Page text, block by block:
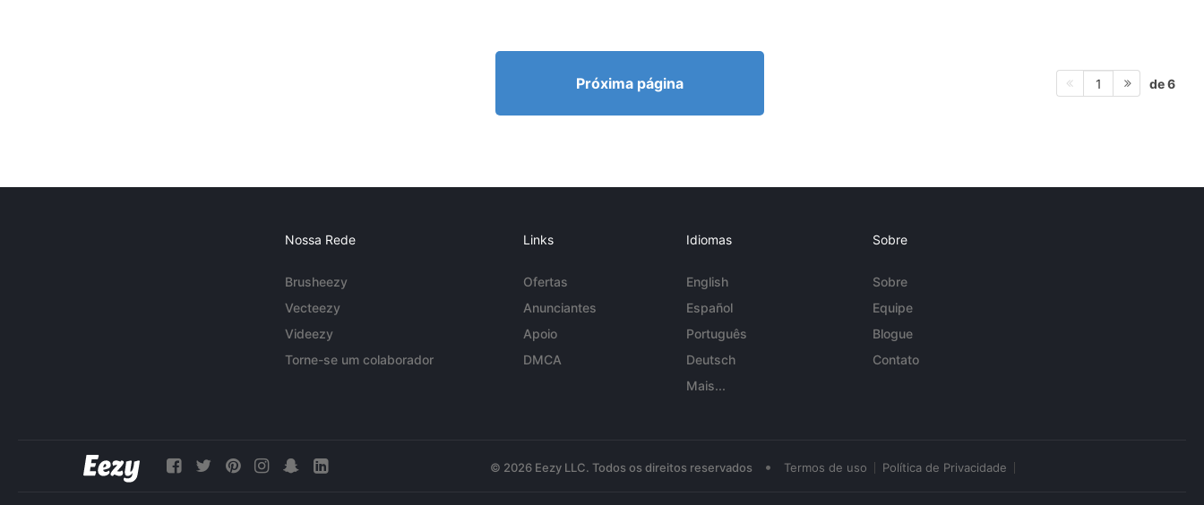
Próxima página 1 de 6
Nossa Rede
Brusheezy
Vecteezy
Videezy
Torne-se um colaborador
Links
Ofertas
Anunciantes
Apoio
DMCA
Idiomas
English
Español
Português
Deutsch
Mais...
Sobre
Sobre
Equipe
Blogue
Contato
© 2026 Eezy LLC. Todos os direitos reservados • Termos de uso Política de Privacidade